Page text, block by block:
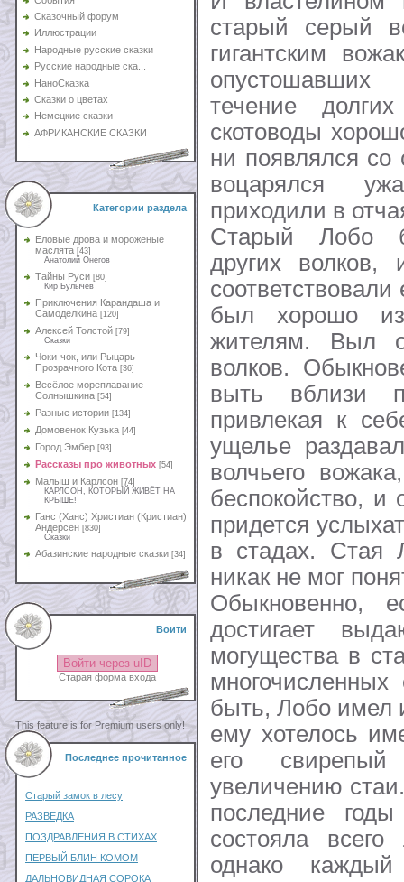
Сказочный форум
Иллюстрации
Народные русские сказки
Русские народные ска...
НаноСказка
Сказки о цветах
Немецкие сказки
АФРИКАНСКИЕ СКАЗКИ
Категории раздела
Еловые дрова и мороженые
маслята [43]
Анатолий Онегов
Тайны Руси [80]
Кир Булычев
Приключения Карандаша и
Самоделкина [120]
Алексей Толстой [79]
Сказки
Чоки-чок, или Рыцарь
Прозрачного Кота [36]
Весёлое мореплавание
Солнышкина [54]
Разные истории [134]
Домовенок Кузька [44]
Город Эмбер [93]
Рассказы про животных [54]
Малыш и Карлсон [74]
КАРЛСОН, КОТОРЫЙ ЖИВЁТ НА
КРЫШЕ!
Ганс (Ханс) Христиан (Кристиан)
Андерсен [830]
Сказки
Абазинские народные сказки [34]
Воити
Войти через uID
Старая форма входа
This feature is for Premium users only!
Последнее прочитанное
Старый замок в лесу
РАЗВЕДКА
ПОЗДРАВЛЕНИЯ В СТИХАХ
ПЕРВЫЙ БЛИН КОМОМ
ДАЛЬНОВИДНАЯ СОРОКА
старый серый
гигантским
течение
скотоводы
ни появлялся со
воцарялся
приходили в
Старый Лобо
других волков,
соответствовали
был хорошо
жителям. Выл
волков.
выть вблизи
привлекая к
ущелье
волчьего
беспокойство,
придется
в стадах. Стая
никак не мог
Обыкновенно,
достигает
могущества в
быть, Лобо имел
ему хотелось
его свирепый
увеличению
последние
состояла
однако